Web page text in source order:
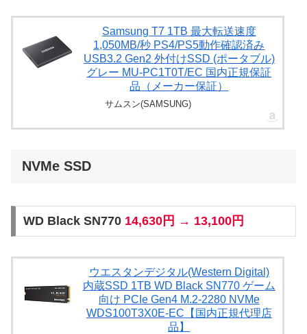
Samsung T7 1TB 最大転送速度
1,050MB/秒 PS4/PS5動作確認済み
USB3.2 Gen2 外付けSSD (ポータブル)
グレー MU-PC1T0T/EC 国内正規保証
品（メーカー保証）
サムスン(SAMSUNG)
NVMe SSD
WD Black SN770 14,630円 → 13,100円
ウエスタンデジタル(Western Digital)
内蔵SSD 1TB WD Black SN770 ゲーム
向け PCIe Gen4 M.2-2280 NVMe
WDS100T3X0E-EC【国内正規代理店
品】